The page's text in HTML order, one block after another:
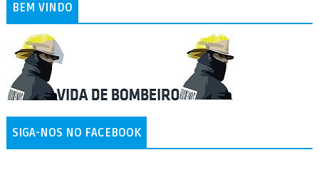
BEM VINDO
SIGA-NOS NO FACEBOOK